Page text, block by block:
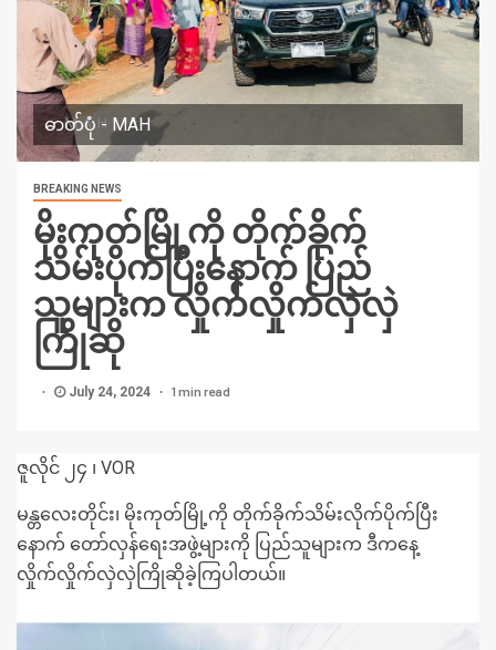
ဓာတ်ပုံ - MAH
BREAKING NEWS
မိုးကုတ်မြို့ကို တိုက်ခိုက်
သိမ်းပိုက်ပြီးနောက် ပြည်
သူများက လှိုက်လှိုက်လှဲလှဲ
ကြိုဆို
July 24, 2024 1 min read
ဇူလိုင် ၂၄ ၊ VOR
မန္တလေးတိုင်း၊ မိုးကုတ်မြို့ကို တိုက်ခိုက်သိမ်းလိုက်ပိုက်ပြီး
နောက် တော်လှန်ရေးအဖွဲ့များကို ပြည်သူများက ဒီကနေ့
လှိုက်လှိုက်လှဲလှဲကြိုဆိုခဲ့ကြပါတယ်။